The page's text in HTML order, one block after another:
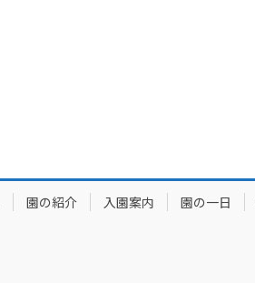
園の紹介 入園案内 園の一日